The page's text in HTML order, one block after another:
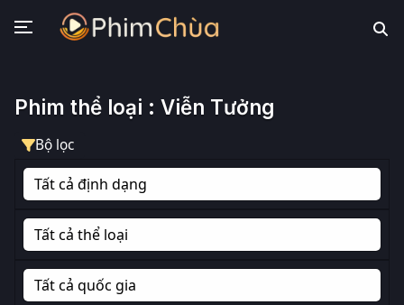
Phim thể loại : Viễn Tưởng
Bộ lọc